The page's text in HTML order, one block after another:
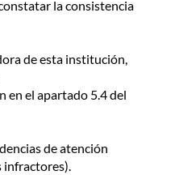
la consistencia
de esta institución,
en el apartado 5.4 del
de atención
infractores).